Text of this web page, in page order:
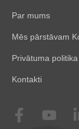
Par mums
Mēs pārstāvam
Privātuma politika
Kontakti